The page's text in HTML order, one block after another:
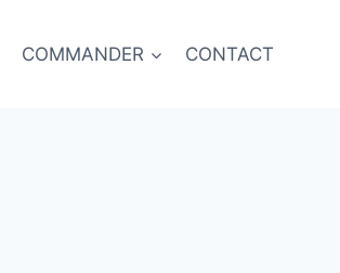
COMMANDER CONTACT